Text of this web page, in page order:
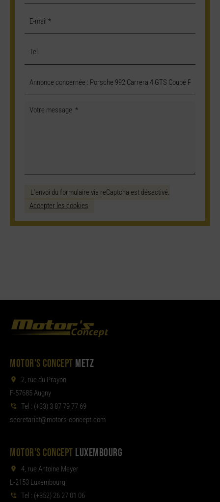
L'envoi du formulaire via reCaptcha est désactivé.
Accepter les cookies
MOTOR'S CONCEPT METZ
2, rue du Prayon
F-57685 Augny
Tel : (+33) 3 87 79 77 69
moc.tpecnoc-sro
tom@tair
aterces
MOTOR'S CONCEPT LUXEMBOURG
4, rue Antoine Meyer
L-2153 Luxembourg
Tel : (+352) 26 27 01 06